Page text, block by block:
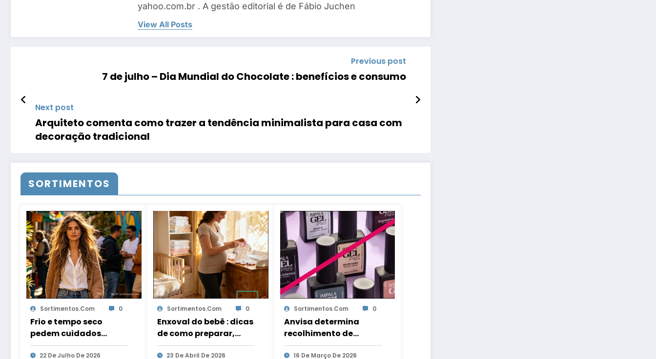
yahoo.com.br . A gestão editorial é de Fábio Juchen
View All Posts
Previous post
7 de julho – Dia Mundial do Chocolate : benefícios e consumo
Next post
Arquiteto comenta como trazer a tendência minimalista para casa com
decoração tradicional
SORTIMENTOS
Sortimentos.com 0
Frio e tempo seco
pedem cuidados
especiais com os
cabelos
22 De Julho De 2026
Sortimentos.com 0
Enxoval do bebê : dicas
de como preparar,
guardar e conservar as
roupas sem riscos à
23 De Abril De 2026
Sortimentos.com 0
Anvisa determina
recolhimento de
esmaltes em gel da
marca Impala
16 De Março De 2026